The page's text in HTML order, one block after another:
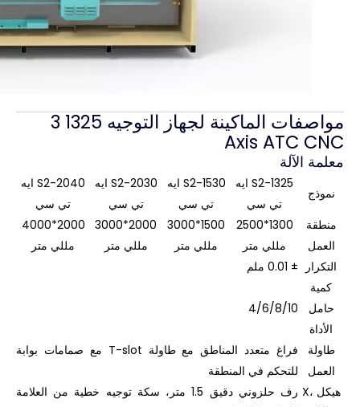
مواصفات الماكينة لجهاز التوجيه 1325 3
Axis ATC CNC
معلمة الآلة
نموذج
S2-1325 ايه
تي سي
S2-1530 ايه
تي سي
S2-2030 ايه
تي سي
S2-2040 ايه
تي سي
منطقة
العمل
1300*2500
مللي متر
1500*3000
مللي متر
2000*3000
مللي متر
2000*4000
مللي متر
التكرار
± 0.01 ملم
كمية
حامل
الأداة
4/6/8/10
طاولة
العمل
فراغ متعدد المناطق مع طاولة T-slot مع صمامات بوابة
للتحكم في المنطقة
هيكل X،
رف حلزوني دقيق 1.5 متر، سكة توجيه خطية من العلامة